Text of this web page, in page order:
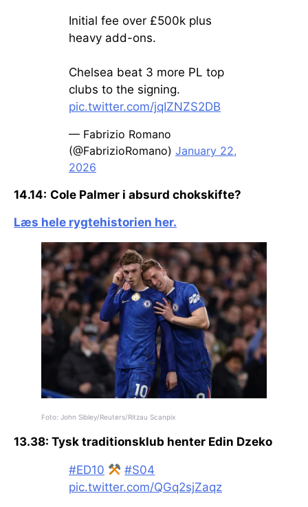
Initial fee over £500k plus
heavy add-ons.
Chelsea beat 3 more PL top
clubs to the signing.
pic.twitter.com/jqIZNZS2DB
— Fabrizio Romano
(@FabrizioRomano) January 22,
2026
14.14: Cole Palmer i absurd chokskifte?
Læs hele rygtehistorien her.
Foto: John Sibley/Reuters/Ritzau Scanpix
13.38: Tysk traditionsklub henter Edin Dzeko
#ED10
#S04
pic.twitter.com/QGq2sjZaqz